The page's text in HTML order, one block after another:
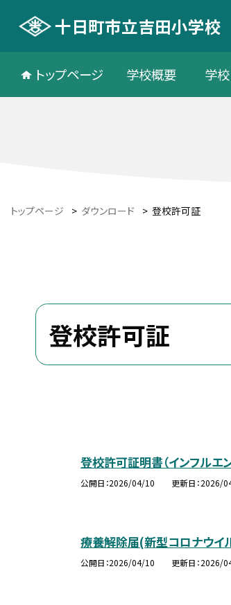
十日町市立吉田小学校
トップページ 学校概要 学
トップページ > ダウンロード > 登校許可証
登校許可証
登校許可証明書（インフルエ
公開日 2026/04/10 更新日 2026/
療養解除届(新型コロナウイ
公開日 2026/04/10 更新日 2026/